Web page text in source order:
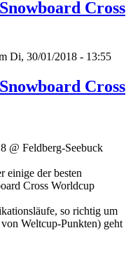
Cross
Di, 30/01/2018 - 13:55
Cross
@ Feldberg-Seebuck
einige der besten
Cross Worldcup
so richtig um
Weltcup-Punkten) geht